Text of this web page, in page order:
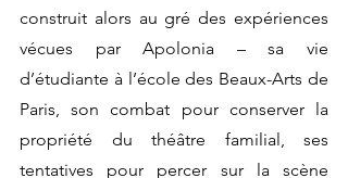
construit alors au gré des expériences
vécues par Apolonia – sa vie
d’étudiante à l’école des Beaux-Arts de
Paris, son combat pour conserver la
propriété du théâtre familial, ses
tentatives pour percer sur la scène